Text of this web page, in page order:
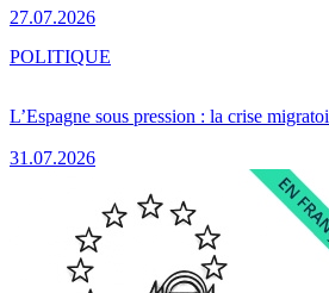
27.07.2026
L’Espagne sous pression : la crise
31.07.2026
POLITIQUE